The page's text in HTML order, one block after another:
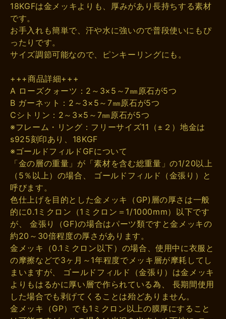
18KGFは金メッキよりも、厚みがあり長持ちする素材
です。
お手入れも簡単で、汗や水に強いので普段使いにもぴ
ったりです。
サイズ調節可能なので、ピンキーリングにも。
+++商品詳細+++
A ローズクォーツ：2～3×5～7㎜原石が5つ
B ガーネット：2～3×5～7㎜原石が5つ
Cシトリン：2～3×5～7㎜原石が5つ
※フレーム・リング：フリーサイズ11（±２）地金は
s925刻印あり、18KGF
※ゴールドフィルドGFについて
「金の層の重量」が「素材を含む総重量」の1/20以上
（5％以上）の場合、 ゴールドフィルド（金張り）と
呼びます。
色仕上げを目的とした金メッキ（GP)層の厚さは一般
的に0.1ミクロン（1ミクロン＝1/1000mm）以下です
が、 金張り（GF)の場合はパーツ類ですと金メッキの
約20～30倍程度の厚さがあります。
金メッキ（0.1ミクロン以下）の場合、使用中に衣服と
の摩擦などで3ヶ月～1年程度でメッキ層が摩耗してし
まいますが、 ゴールドフィルド（金張り）は金メッキ
よりもはるかに厚い層で作られている為、 長期間使用
した場合でも剥げてくることは殆どありません。
金メッキ（GP）でも1ミクロン以上の膜厚にすること